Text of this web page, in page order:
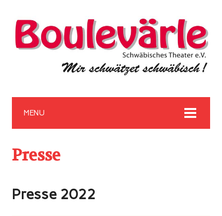
MENU
Presse
Presse 2022